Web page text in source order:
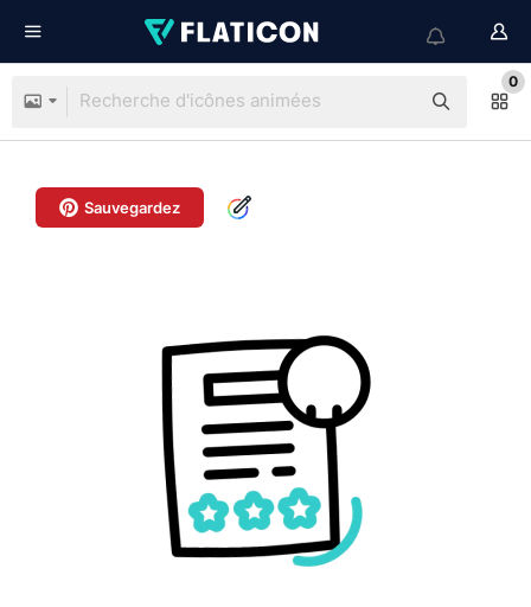
0
Sauvegardez